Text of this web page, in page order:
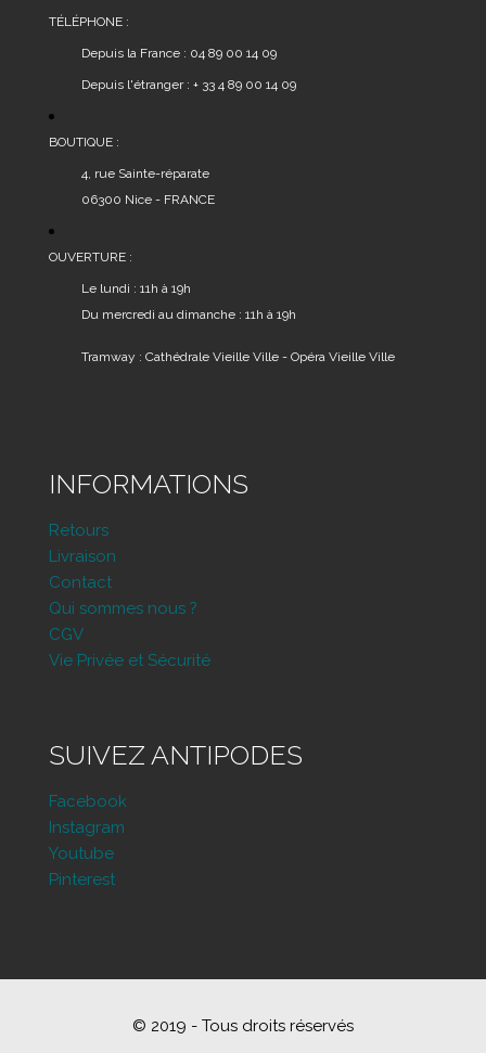
TÉLÉPHONE :
Depuis la France : 04 89 00 14 09
Depuis l'étranger : + 33 4 89 00 14 09
BOUTIQUE :
4, rue Sainte-réparate
06300 Nice - FRANCE
OUVERTURE :
Le lundi : 11h à 19h
Du mercredi au dimanche : 11h à 19h
Tramway : Cathédrale Vieille Ville - Opéra Vieille Ville
INFORMATIONS
Retours
Livraison
Contact
Qui sommes nous ?
CGV
Vie Privée et Sécurité
SUIVEZ ANTIPODES
Facebook
Instagram
Youtube
Pinterest
© 2019 - Tous droits réservés